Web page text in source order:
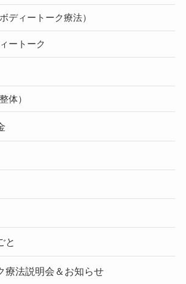
ディートーク療法）
ートーク
体）
と
療法説明会＆お知らせ